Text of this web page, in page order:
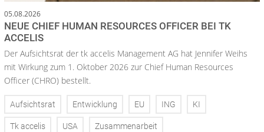
05.08.2026
NEUE CHIEF HUMAN RESOURCES OFFICER BEI TK
ACCELIS
Der Aufsichtsrat der tk accelis Management AG hat Jennifer Weihs
mit Wirkung zum 1. Oktober 2026 zur Chief Human Resources
Officer (CHRO) bestellt.
Aufsichtsrat Entwicklung EU ING KI
Tk accelis USA Zusammenarbeit